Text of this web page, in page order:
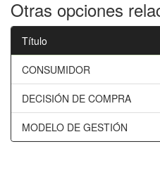
Otras opciones
Título
CONSUMIDOR
DECISIÓN DE COMPRA
MODELO DE GESTIÓN